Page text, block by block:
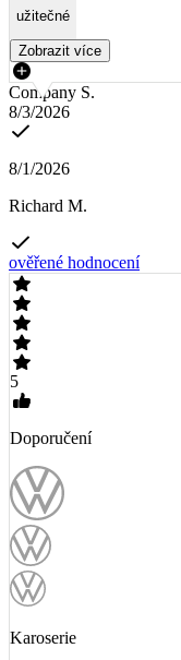
užitečné
Zobrazit více
Company S.
8/3/2026
8/1/2026
Richard M.
ověřené hodnocení
5
Doporučení
Karoserie